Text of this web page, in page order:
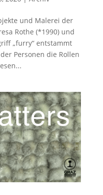
und Malerei der
Rothe (*1990) und
„furry“ entstammt
Personen die Rollen